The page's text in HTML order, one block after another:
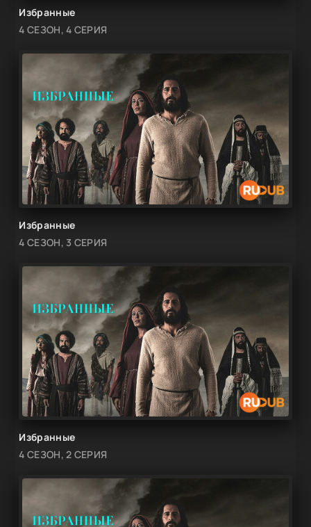
Избранные
4 СЕЗОН, 4 СЕРИЯ
Избранные
4 СЕЗОН, 3 СЕРИЯ
Избранные
4 СЕЗОН, 2 СЕРИЯ